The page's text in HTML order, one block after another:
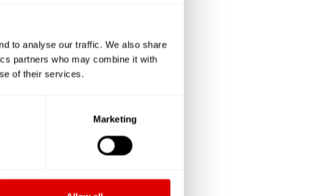
to analyse our traffic. We also share
partners who may combine it with
of their services.
Marketing
avec des
qui est
évaluée en
de
extérieure,
qui, une fois
de sa
pour assurer